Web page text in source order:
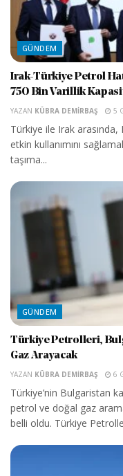
GÜNDEM
Irak-Türkiye Petrol
750 Bin Varillik
YAZAN KÜBRA DEMIRBAŞ 5
Türkiye ile Irak
etkin kullanımını
taşıma...
GÜNDEM
Türkiye Petrolleri,
Gaz Arayacak
YAZAN KÜBRA DEMIRBAŞ 6
Türkiye’nin Bulgaristan
petrol ve doğal gaz
belli oldu. Türkiye